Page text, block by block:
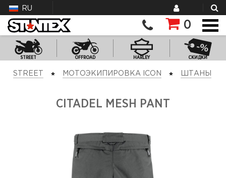
RU
0
STREET OFFROAD HARLEY СКИДКИ
STREET МОТОЭКИПИРОВКА ICON ШТАНЫ
CITADEL MESH PANT